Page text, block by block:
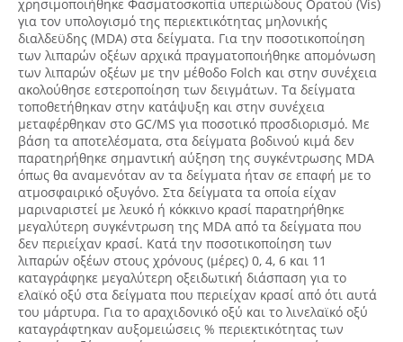
χρησιμοποιήθηκε Φασματοσκοπία υπεριώδους Ορατού (Vis)
για τον υπολογισμό της περιεκτικότητας μηλονικής
διαλδεϋδης (MDA) στα δείγματα. Για την ποσοτικοποίηση
των λιπαρών οξέων αρχικά πραγματοποιήθηκε απομόνωση
των λιπαρών οξέων με την μέθοδο Folch και στην συνέχεια
ακολούθησε εστεροποίηση των δειγμάτων. Τα δείγματα
τοποθετήθηκαν στην κατάψυξη και στην συνέχεια
μεταφέρθηκαν στο GC/MS για ποσοτικό προσδιορισμό. Με
βάση τα αποτελέσματα, στα δείγματα βοδινού κιμά δεν
παρατηρήθηκε σημαντική αύξηση της συγκέντρωσης MDA
όπως θα αναμενόταν αν τα δείγματα ήταν σε επαφή με το
ατμοσφαιρικό οξυγόνο. Στα δείγματα τα οποία είχαν
μαριναριστεί με λευκό ή κόκκινο κρασί παρατηρήθηκε
μεγαλύτερη συγκέντρωση της MDA από τα δείγματα που
δεν περιείχαν κρασί. Κατά την ποσοτικοποίηση των
λιπαρών οξέων στους χρόνους (μέρες) 0, 4, 6 και 11
καταγράφηκε μεγαλύτερη οξειδωτική διάσπαση για το
ελαϊκό οξύ στα δείγματα που περιείχαν κρασί από ότι αυτά
του μάρτυρα. Για το αραχιδονικό οξύ και το λινελαϊκό οξύ
καταγράφτηκαν αυξομειώσεις % περιεκτικότητας των